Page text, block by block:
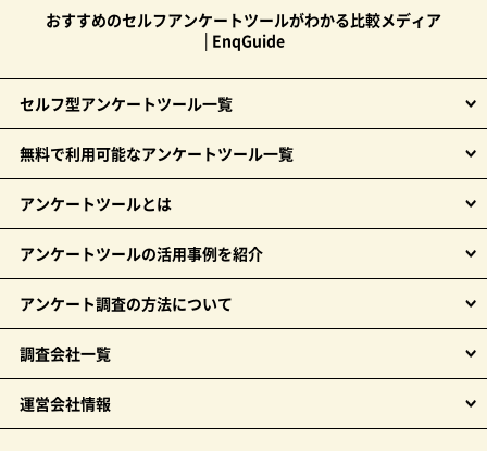
おすすめのセルフアンケートツールがわかる比較メディア
│EnqGuide
セルフ型アンケートツール一覧
無料で利用可能なアンケートツール一覧
アンケートツールとは
アンケートツールの活用事例を紹介
アンケート調査の方法について
調査会社一覧
運営会社情報